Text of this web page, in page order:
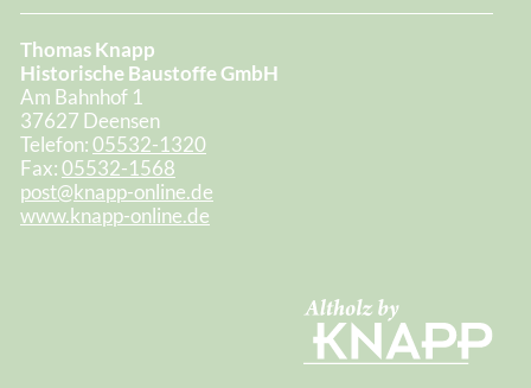
Thomas Knapp
Historische Baustoffe GmbH
Am Bahnhof 1
37627 Deensen
Telefon:05532-1320
Fax:05532-1568
post@knapp-online.de
www.knapp-online.de